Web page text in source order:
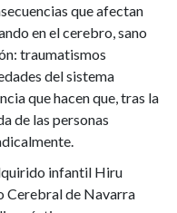
que afectan
en el cerebro, sano
traumatismos
del sistema
que hacen que, tras la
de las personas
infantil Hiru
Cerebral de Navarra